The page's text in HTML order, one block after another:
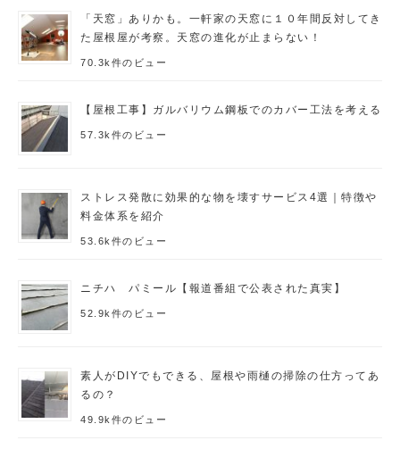
「天窓」ありかも。一軒家の天窓に１０年間反対してき
た屋根屋が考察。天窓の進化が止まらない！
70.3k件のビュー
【屋根工事】ガルバリウム鋼板でのカバー工法を考える
57.3k件のビュー
ストレス発散に効果的な物を壊すサービス4選｜特徴や
料金体系を紹介
53.6k件のビュー
ニチハ パミール【報道番組で公表された真実】
52.9k件のビュー
素人がDIYでもできる、屋根や雨樋の掃除の仕方ってあ
るの？
49.9k件のビュー